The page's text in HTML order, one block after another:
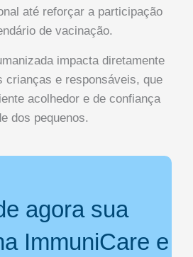
até reforçar a participação
de vacinação.
impacta diretamente
crianças e responsáveis, que
acolhedor e de confiança
dos pequenos.
agora sua
ImmuniCare e